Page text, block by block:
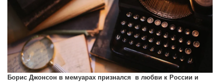
Борис Джонсон в мемуарах признался в любви к России и